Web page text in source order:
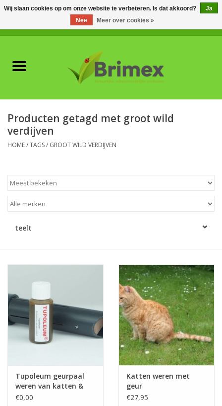
Plagen & Ziekten
Meststoffen en
Bodemverbeteraars
Monitoring
Brimex kaarten
Vallen
Drukspuiten
Onkruid & Reiniging
Zaden
Producten getagd met groot wild
verdijven
HOME/TAGS/ GROOT WILD VERDIJVEN
teelt
Tupoleum geurpaal
weren van katten &
konijnen
€0,00
Katten weren met
geur
€27,95
Wij slaan cookies op om onze website te verbeteren. Is dat akkoord?
Ja
Nee
Meer over cookies »